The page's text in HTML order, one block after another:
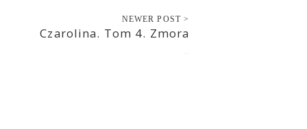
NEWER POST >
Czarolina. Tom 4. Zmora